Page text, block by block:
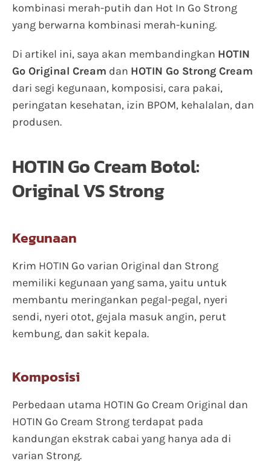
kombinasi merah-putih dan Hot In Go Strong
yang berwarna kombinasi merah-kuning.
Di artikel ini, saya akan membandingkan HOTIN
Go Original Cream dan HOTIN Go Strong Cream
dari segi kegunaan, komposisi, cara pakai,
peringatan kesehatan, izin BPOM, kehalalan, dan
produsen.
HOTIN Go Cream Botol:
Original VS Strong
Kegunaan
Krim HOTIN Go varian Original dan Strong
memiliki kegunaan yang sama, yaitu untuk
membantu meringankan pegal-pegal, nyeri
sendi, nyeri otot, gejala masuk angin, perut
kembung, dan sakit kepala.
Komposisi
Perbedaan utama HOTIN Go Cream Original dan
HOTIN Go Cream Strong terdapat pada
kandungan ekstrak cabai yang hanya ada di
varian Strong.